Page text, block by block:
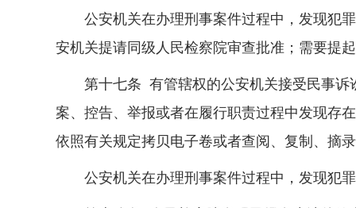
公安机关在办理刑事案件过程中，发现犯罪
安机关提请同级人民检察院审查批准；需要提
第十七条 有管辖权的公安机关接受民事诉
案、控告、举报或者在履行职责过程中发现存
依照有关规定拷贝电子卷或者查阅、复制、摘
公安机关在办理刑事案件过程中，发现犯罪